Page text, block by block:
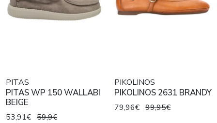
PITAS
PITAS WP 150 WALLABI
BEIGE
53,91€ 59,9€
PIKOLINOS
PIKOLINOS 2631 BRANDY
79,96€ 99,95€